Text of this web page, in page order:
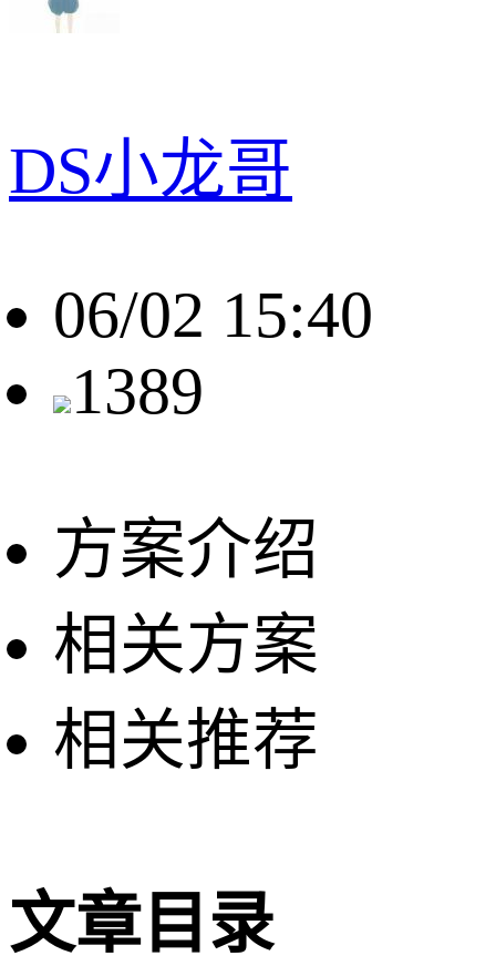
DS小龙哥
06/02 15:40
1389
方案介绍
相关方案
相关推荐
文章目录